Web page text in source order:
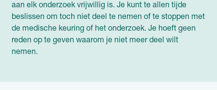
aan elk onderzoek vrijwillig is. Je kunt te allen tijde
beslissen om toch niet deel te nemen of te stoppen met
de medische keuring of het onderzoek. Je hoeft geen
reden op te geven waarom je niet meer deel wilt
nemen.